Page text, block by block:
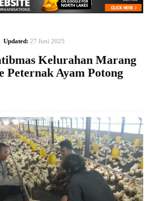
Updated: 27 Juni 2025
Kelurahan Marang
Peternak Ayam Potong